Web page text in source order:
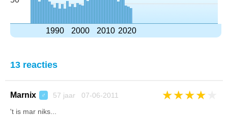
1990 2000 2010 2020
13 reacties
Marnix ♂ 57 jaar 07-06-2011 ★★★★
't is mar niks...